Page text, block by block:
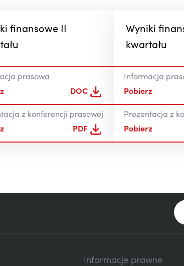
finansowe II
prasowa
DOC
z konferencji prasowej
PDF
Wyniki
kwartału
Informacja
Pobierz
Prezentacja z
Pobierz
Informacje prawne